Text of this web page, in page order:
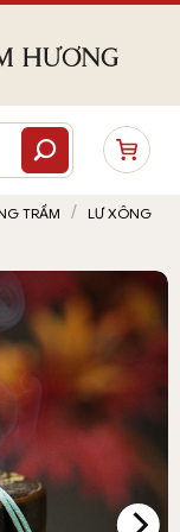
TRẦM /
LƯ XÔNG